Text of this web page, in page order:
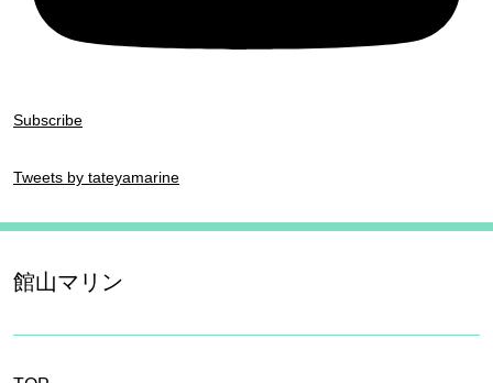
Subscribe
Tweets by tateyamarine
館山マリン